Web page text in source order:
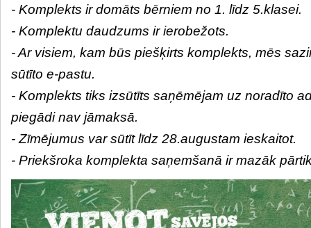
- Komplekts ir domāts bērniem no 1. līdz 5.klasei.
- Komplektu daudzums ir ierobežots.
- Ar visiem, kam būs piešķirts komplekts, mēs
sūtīto e-pastu.
- Komplekts tiks izsūtīts saņēmējam uz noradīto
piegādi nav jāmaksā.
- Zīmējumus var sūtīt līdz 28.augustam ieskaitot.
- Priekšroka komplekta saņemšanā ir mazāk